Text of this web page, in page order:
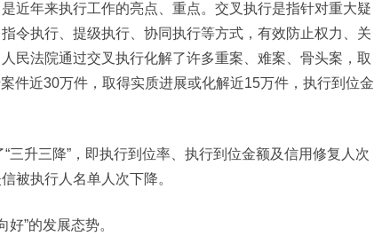
年来执行工作的亮点、重点。交叉执行是指针对重大疑
令执行、提级执行、协同执行等方式，有效防止权力、关
民法院通过交叉执行化解了许多重案、难案、骨头案，取
件近30万件，取得实质进展或化解近15万件，执行到位金
升三降”，即执行到位率、执行到位金额及信用修复人次
被执行人名单人次下降。
”的发展态势。